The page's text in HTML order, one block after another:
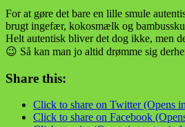
For at gøre det bare en lille smule
brugt ingefær, kokosmælk og
Helt autentisk bliver det dog ikke, men
😉 Så kan man jo altid drømme sig
Share this:
Click to share on Twitter (Opens
Click to share on Facebook